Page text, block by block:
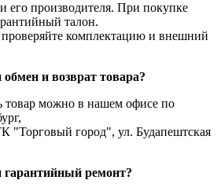
его производителя. При покупке
талон.
комплектацию и внешний
и возврат товара?
товар можно в нашем офисе по
"Торговый город", ул. Будапештская
гарантийный ремонт?